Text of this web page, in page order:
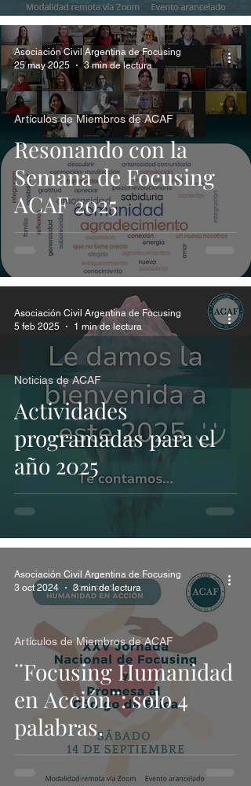
Resonando con la
Semana de Focusing
ACAF 2025
Artículos de Miembros de ACAF
Asociación Civil Argentina de Focusing
25 may 2025
3 min de lectura
Actividades
programadas para el
año 2025
Noticias de ACAF
Asociación Civil Argentina de Focusing
5 feb 2025
1 min de lectura
¨Focusing Humanidad
en Acción¨: solo 4
palabras.
Artículos de Miembros de ACAF
Asociación Civil Argentina de Focusing
3 oct 2024
3 min de lectura